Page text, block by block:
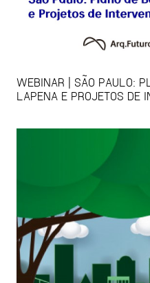
WEBINAR | SÃO PAULO:
LAPENA E PROJETOS DE